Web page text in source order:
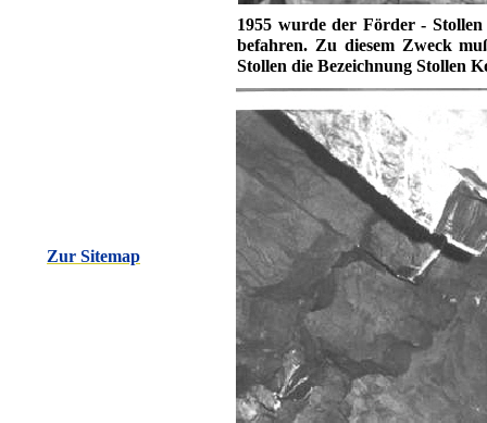
1955 wurde der Förder -
befahren. Zu diesem Zweck
Stollen die Bezeichnung Stollen
Zur Sitemap